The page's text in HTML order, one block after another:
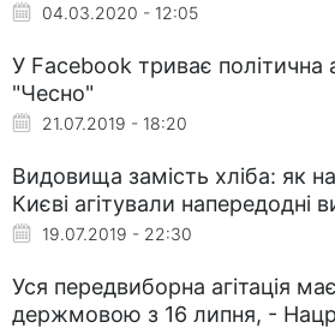
04.03.2020 - 12:05
У Facebook триває політична
"Чесно"
21.07.2019 - 18:20
Видовища замість хліба: як
Києві агітували напередодні
19.07.2019 - 22:30
Уся передвиборна агітація
держмовою з 16 липня, -